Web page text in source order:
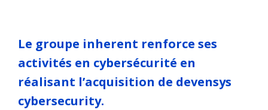
Le groupe inherent renforce ses
activités en cybersécurité en
réalisant l’acquisition de devensys
cybersecurity.